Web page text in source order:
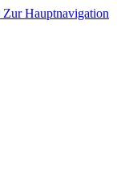
Zur Hauptnavigation